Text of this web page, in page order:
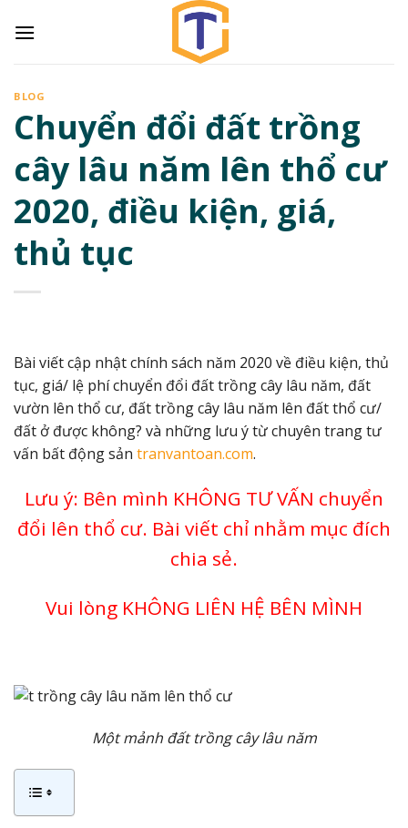
BLOG
Chuyển đổi đất trồng
cây lâu năm lên thổ cư
2020, điều kiện, giá,
thủ tục
Bài viết cập nhật chính sách năm 2020 về điều kiện, thủ
tục, giá/ lệ phí chuyển đổi đất trồng cây lâu năm, đất
vườn lên thổ cư, đất trồng cây lâu năm lên đất thổ cư/
đất ở được không? và những lưu ý từ chuyên trang tư
vấn bất động sản tranvantoan.com.
Lưu ý: Bên mình KHÔNG TƯ VẤN chuyển
đổi lên thổ cư. Bài viết chỉ nhằm mục đích
chia sẻ.
Vui lòng KHÔNG LIÊN HỆ BÊN MÌNH
Một mảnh đất trồng cây lâu năm